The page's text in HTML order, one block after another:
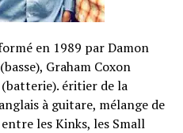
en 1989 par Damon
Graham Coxon
éritier de la
à guitare, mélange de
les Kinks, les Small